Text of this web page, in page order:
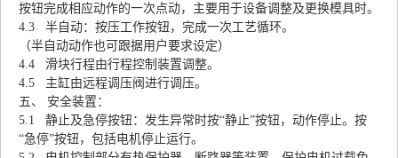
按钮完成相应动作的一次点动，主要用于设备调整及更换模具时。
4.3 半自动：按压工作按钮，完成一次工艺循环。
（半自动动作也可跟据用户要求设定）
4.4 滑块行程由行程控制装置调整。
4.5 主缸由远程调压阀进行调压。
五、 安全装置：
5.1 静止及急停按钮：发生异常时按“静止”按钮，动作停止。按
“急停”按钮，包括电机停止运行。